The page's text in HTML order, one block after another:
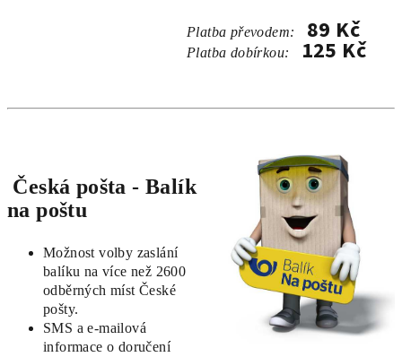
Platba převodem: 89 Kč
Platba dobírkou: 125 Kč
Česká pošta - Balík
na poštu
Možnost volby zaslání
balíku na více než 2600
odběrných míst České
pošty.
SMS a e-mailová
informace o doručení